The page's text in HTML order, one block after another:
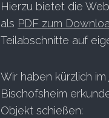
Hierzu bietet die
als PDF zum
Teilabschnitte auf
Wir haben kürzlich im
Bischofsheim
Objekt schießen: